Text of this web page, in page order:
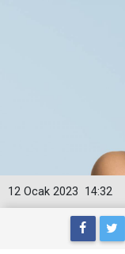
14:32
12 Ocak 2023